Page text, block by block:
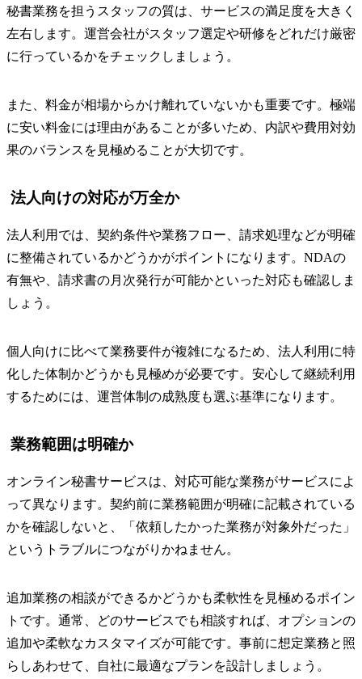
秘書業務を担うスタッフの質は、サービスの満足度を大きく
左右します。運営会社がスタッフ選定や研修をどれだけ厳密
に行っているかをチェックしましょう。
また、料金が相場からかけ離れていないかも重要です。極端
に安い料金には理由があることが多いため、内訳や費用対効
果のバランスを見極めることが大切です。
法人向けの対応が万全か
法人利用では、契約条件や業務フロー、請求処理などが明確
に整備されているかどうかがポイントになります。NDAの
有無や、請求書の月次発行が可能かといった対応も確認しま
しょう。
個人向けに比べて業務要件が複雑になるため、法人利用に特
化した体制かどうかも見極めが必要です。安心して継続利用
するためには、運営体制の成熟度も選ぶ基準になります。
業務範囲は明確か
オンライン秘書サービスは、対応可能な業務がサービスによ
って異なります。契約前に業務範囲が明確に記載されている
かを確認しないと、「依頼したかった業務が対象外だった」
というトラブルにつながりかねません。
追加業務の相談ができるかどうかも柔軟性を見極めるポイン
トです。通常、どのサービスでも相談すれば、オプションの
追加や柔軟なカスタマイズが可能です。事前に想定業務と照
らしあわせて、自社に最適なプランを設計しましょう。